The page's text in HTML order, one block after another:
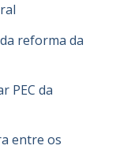
reforma da
PEC da
entre os